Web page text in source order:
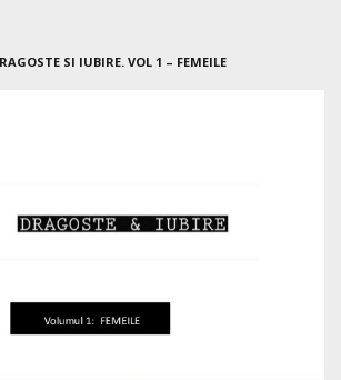
SI IUBIRE. VOL 1 – FEMEILE